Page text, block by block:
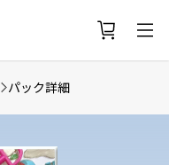
パック詳細